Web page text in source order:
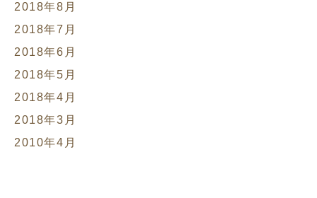
2018年8月
2018年7月
2018年6月
2018年5月
2018年4月
2018年3月
2010年4月